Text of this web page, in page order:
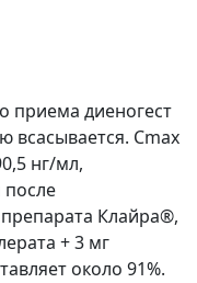
приема диеногест
всасывается. Cmax
нг/мл,
после
Клайра®,
+ 3 мг
около 91%.